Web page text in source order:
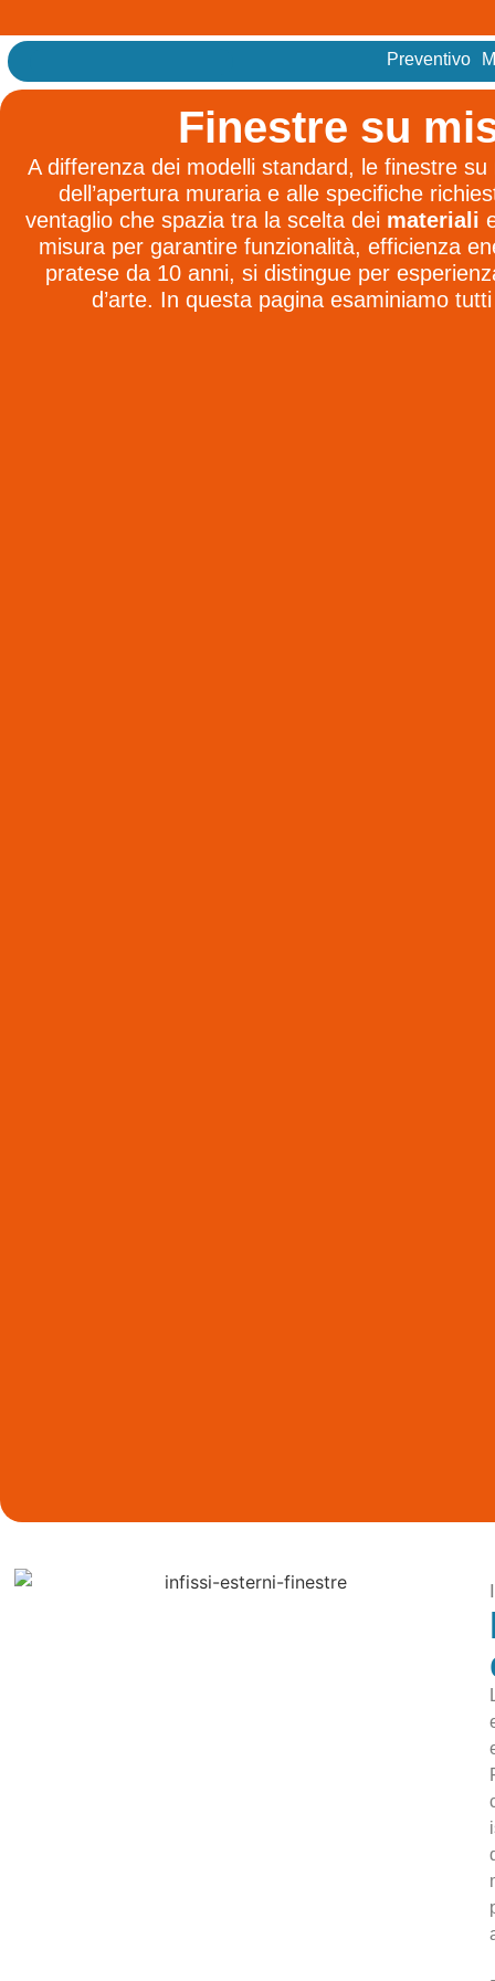
Preventivo
Finestre su
A differenza dei modelli standard, le finestre
dell’apertura muraria e alle specifiche
ventaglio che spazia tra la scelta dei materiali
misura per garantire funzionalità, efficienza
pratese da 10 anni, si distingue per
d’arte. In questa pagina esaminiamo